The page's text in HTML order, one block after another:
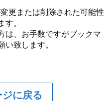
更または削除された可能性
す。
は、お手数ですがブックマ
い致します。
ジに戻る